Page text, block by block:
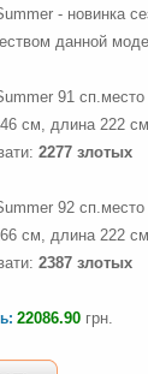
- новинка
данной
91
см, длина 222
2277 злотых
92
см, длина 222
2387 злотых
22086.90 грн.